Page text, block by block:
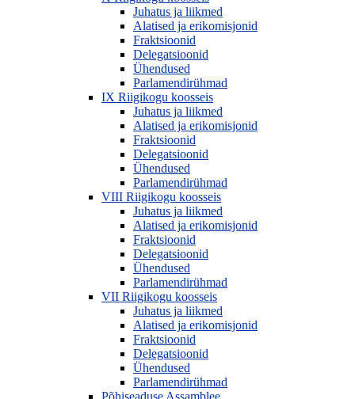
Juhatus ja liikmed
Alatised ja erikomisjonid
Fraktsioonid
Delegatsioonid
Ühendused
Parlamendirühmad
IX Riigikogu koosseis
Juhatus ja liikmed
Alatised ja erikomisjonid
Fraktsioonid
Delegatsioonid
Ühendused
Parlamendirühmad
VIII Riigikogu koosseis
Juhatus ja liikmed
Alatised ja erikomisjonid
Fraktsioonid
Delegatsioonid
Ühendused
Parlamendirühmad
VII Riigikogu koosseis
Juhatus ja liikmed
Alatised ja erikomisjonid
Fraktsioonid
Delegatsioonid
Ühendused
Parlamendirühmad
Põhiseaduse Assamblee